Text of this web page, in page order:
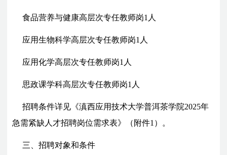
食品营养与健康高层次专任教师岗1人
应用生物科学高层次专任教师岗1人
应用化学高层次专任教师岗1人
思政课学科高层次专任教师岗1人
招聘条件详见《滇西应用技术大学普洱茶学院2025年
急需紧缺人才招聘岗位需求表》（附件1）。
三、招聘对象和条件